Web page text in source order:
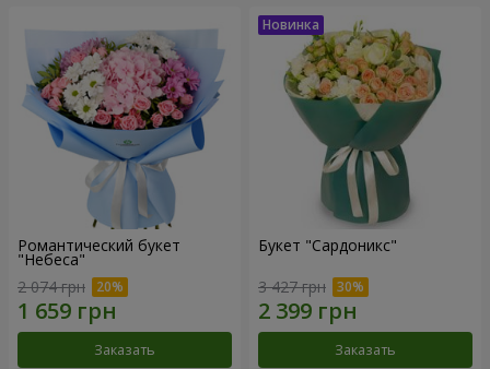
Романтический букет
"Небеса"
2 074 грн
Заказать
Букет "Сардоникс"
3 427 грн
Заказать